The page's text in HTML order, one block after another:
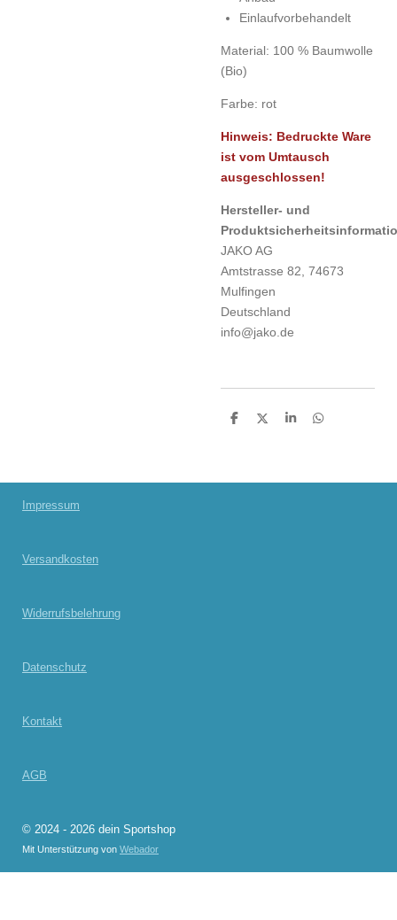
Einlaufvorbehandelt
Material: 100 % Baumwolle
(Bio)
Farbe: rot
Hinweis: Bedruckte Ware
ist vom Umtausch
ausgeschlossen!
Hersteller- und
JAKO AG
Amtstrasse 82, 74673
Mulfingen
Deutschland
info@jako.de
T
n
T
n
T
n
T
n
Impressum
Versandkosten
Widerrufsbelehrung
Datenschutz
Kontakt
AGB
© 2024 - 2026 dein Sportshop
Mit Unterstützung von Webador